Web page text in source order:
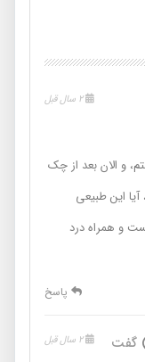
بعد از چک
این طبیعی
درد
پاسخ